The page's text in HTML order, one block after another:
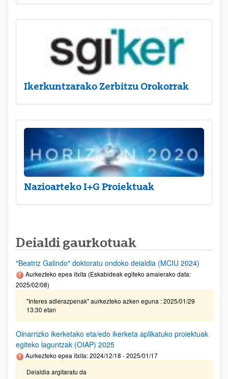
Ikerkuntzarako Zerbitzu Orokorrak
Nazioarteko I+G Proiektuak
Deialdi gaurkotuak
"Beatriz Galindo" doktoratu ondoko deialdia (MCIU 2024)
Aurkezteko epea itxita (Eskabideak egiteko amaierako data:
2025/02/08)
"Interes adierazpenak" aurkezteko azken eguna : 2025/01/29
13:30 etan
Oinarrizko ikerketako eta/edo ikerketa aplikatuko proiektuak
egiteko laguntzak (OIAP) 2025
Aurkezteko epea itxita: 2024/12/18 - 2025/01/17
Deialdia argitaratu da